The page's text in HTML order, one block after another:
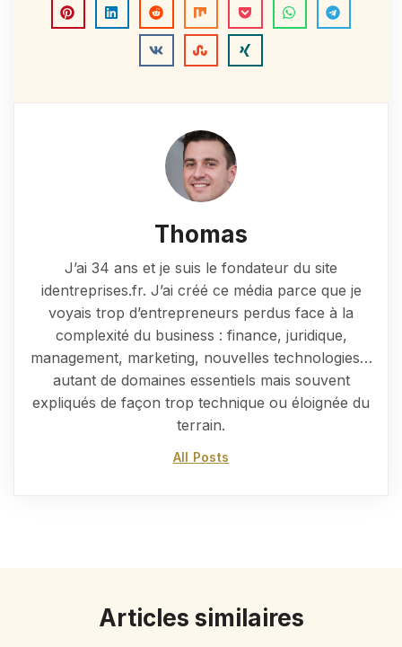
Thomas
J’ai 34 ans et je suis le fondateur du site
identreprises.fr. J’ai créé ce média parce que je
voyais trop d’entrepreneurs perdus face à la
complexité du business : finance, juridique,
management, marketing, nouvelles technologies…
autant de domaines essentiels mais souvent
expliqués de façon trop technique ou éloignée du
terrain.
All Posts
Articles similaires